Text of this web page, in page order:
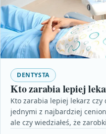
DENTYSTA
Kto zarabia lepiej
Kto zarabia lepiej lekarz czy
jednymi z najbardziej
ale czy wiedziałeś, że